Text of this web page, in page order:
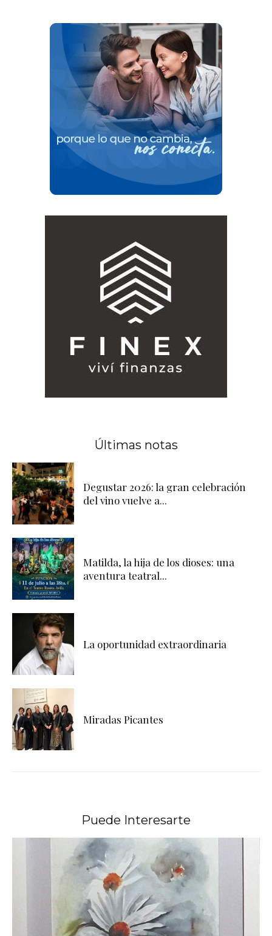
Últimas notas
Degustar 2026: la gran celebración
del vino vuelve a...
Matilda, la hija de los dioses: una
aventura teatral...
La oportunidad extraordinaria
Miradas Picantes
Puede Interesarte